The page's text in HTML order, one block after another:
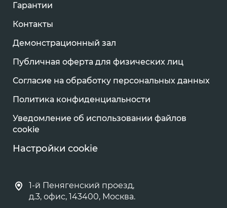
Гарантии
Контакты
Демонстрационный зал
Публичная оферта для физических лиц
Согласие на обработку персональных данных
Политика конфиденциальности
Уведомление об использовании файлов
cookie
Настройки cookie
1-й Пенягенский проезд,
д.3, офис, 143400, Москва.